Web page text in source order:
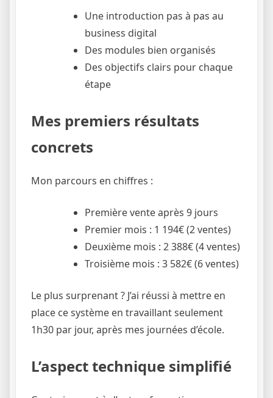
Une introduction pas à pas au
business digital
Des modules bien organisés
Des objectifs clairs pour chaque
étape
Mes premiers résultats
concrets
Mon parcours en chiffres :
Première vente après 9 jours
Premier mois : 1 194€ (2 ventes)
Deuxième mois : 2 388€ (4 ventes)
Troisième mois : 3 582€ (6 ventes)
Le plus surprenant ? J’ai réussi à mettre en
place ce système en travaillant seulement
1h30 par jour, après mes journées d’école.
L’aspect technique simplifié